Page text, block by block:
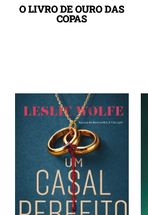
O LIVRO DE OURO DAS
COPAS